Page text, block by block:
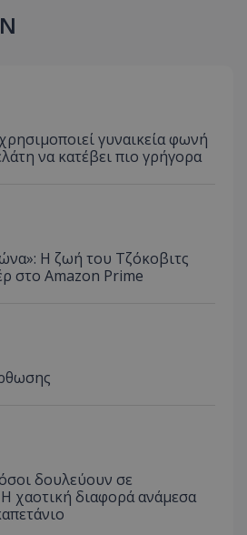
γυναικεία φωνή
να κατέβει πιο γρήγορα
Η ζωή του Τζόκοβιτς
στο Amazon Prime
δουλεύουν σε
χαοτική διαφορά ανάμεσα